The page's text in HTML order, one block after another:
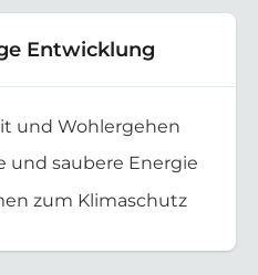
Entwicklung
und Wohlergehen
und saubere Energie
zum Klimaschutz